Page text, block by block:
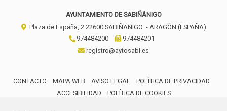
AYUNTAMIENTO DE SABIÑÁNIGO
Plaza de España, 2 22600 SABIÑÁNIGO - ARAGÓN (ESPAÑA)
974484200
974484201
registro@aytosabi.es
CONTACTO MAPA WEB AVISO LEGAL
POLÍTICA DE PRIVACIDAD
ACCESIBILIDAD
POLÍTICA DE COOKIES